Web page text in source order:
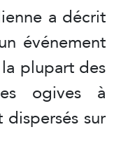
a décrit
événement
plupart des
ogives à
sur